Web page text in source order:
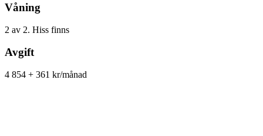
Våning
2 av 2. Hiss finns
Avgift
4 854 + 361 kr/månad